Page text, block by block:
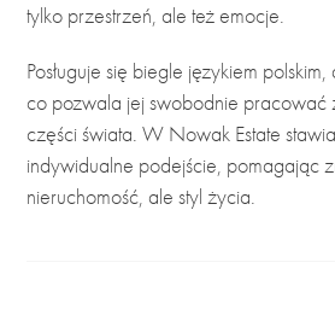
tylko przestrzeń, ale też emocje.
Posługuje się biegle językiem polskim,
co pozwala jej swobodnie pracować
części świata. W Nowak Estate
indywidualne podejście, pomagając
nieruchomość, ale styl życia.